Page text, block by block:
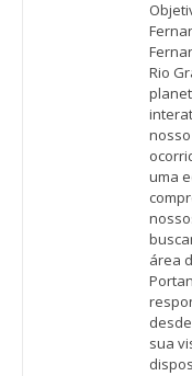
Rio
uma
área
sua